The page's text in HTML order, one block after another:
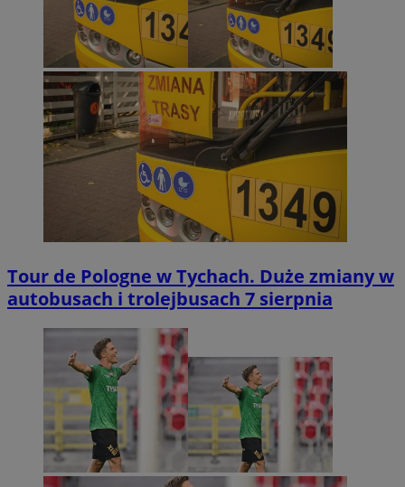
Tour de Pologne w Tychach. Duże zmiany w
autobusach i trolejbusach 7 sierpnia